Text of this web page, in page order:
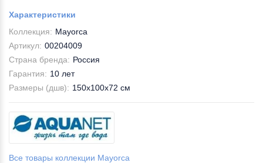
Характеристики
Коллекция: Mayorca
Артикул: 00204009
Страна бренда: Россия
Гарантия: 10 лет
Размеры (дшв): 150x100x72 см
Все товары коллекции Mayorca